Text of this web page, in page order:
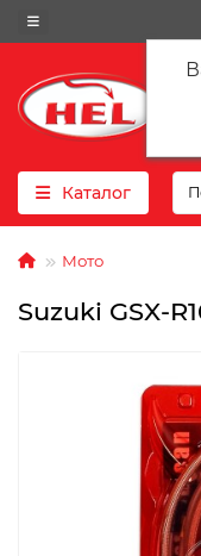
Каталог
Мото
Suzuki GSX-